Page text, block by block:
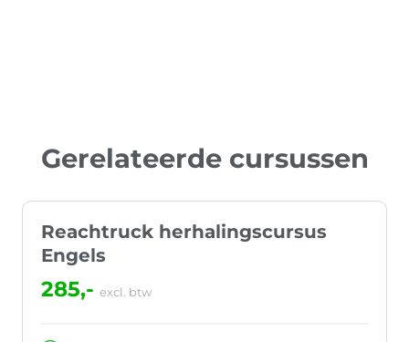
Gerelateerde cursussen
Reachtruck herhalingscursus
Engels
285,- excl. btw